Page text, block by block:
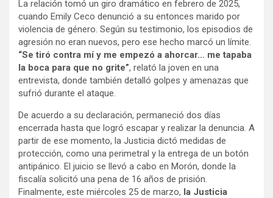
La relación tomó un giro dramático en febrero de 2025,
cuando Emily Ceco denunció a su entonces marido por
violencia de género. Según su testimonio, los episodios de
agresión no eran nuevos, pero ese hecho marcó un límite.
“Se tiró contra mí y me empezó a ahorcar… me tapaba
la boca para que no grite”, relató la joven en una
entrevista, donde también detalló golpes y amenazas que
sufrió durante el ataque.
De acuerdo a su declaración, permaneció dos días
encerrada hasta que logró escapar y realizar la denuncia. A
partir de ese momento, la Justicia dictó medidas de
protección, como una perimetral y la entrega de un botón
antipánico. El juicio se llevó a cabo en Morón, donde la
fiscalía solicitó una pena de 16 años de prisión.
Finalmente, este miércoles 25 de marzo, la Justicia